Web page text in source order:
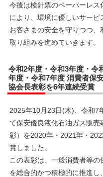
今後は検針票のペーパーレ
により、環境に優しいサービ
お客さまの安全を守りつつ
取り組みを進めていきます。
令和2年度・令和3年度・令
年度・令和7年度 消費者保
協会長表彰を6年連続受賞
2025年10月23日(木)、令和7
て保安優良液化石油ガス販
彰）を2020年・2021年・
賞しました。
この表彰は、一般消費者等
を総合的かつ積極的に推進